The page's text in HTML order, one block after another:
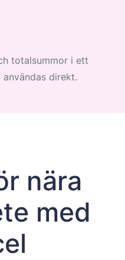
totalsummor i ett
direkt.
nära
med